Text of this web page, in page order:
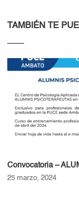
TAMBIÉN TE
Convocatoria –
25 marzo, 2024